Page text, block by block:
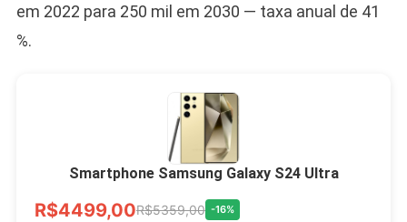
em 2022 para 250 mil em 2030 — taxa anual de 41
%.
Smartphone Samsung Galaxy S24 Ultra
R$4499,00R$5359,00 -16%